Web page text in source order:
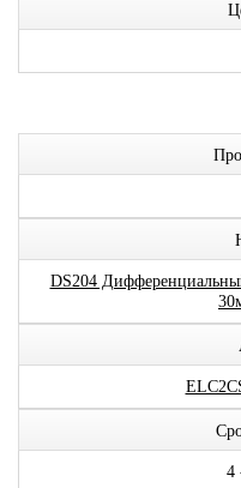
DS204
4